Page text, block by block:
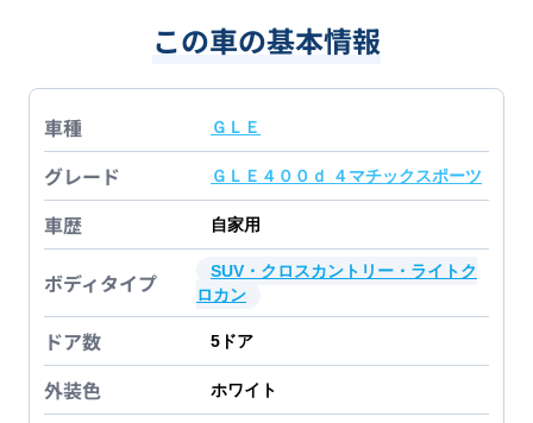
この車の基本情報
車種 ＧＬＥ
グレード ＧＬＥ４００ｄ ４マチックスポーツ
車歴 自家用
ボディタイプ
SUV・クロスカントリー・ライトク
ロカン
ドア数 5 ドア
外装色 ホワイト